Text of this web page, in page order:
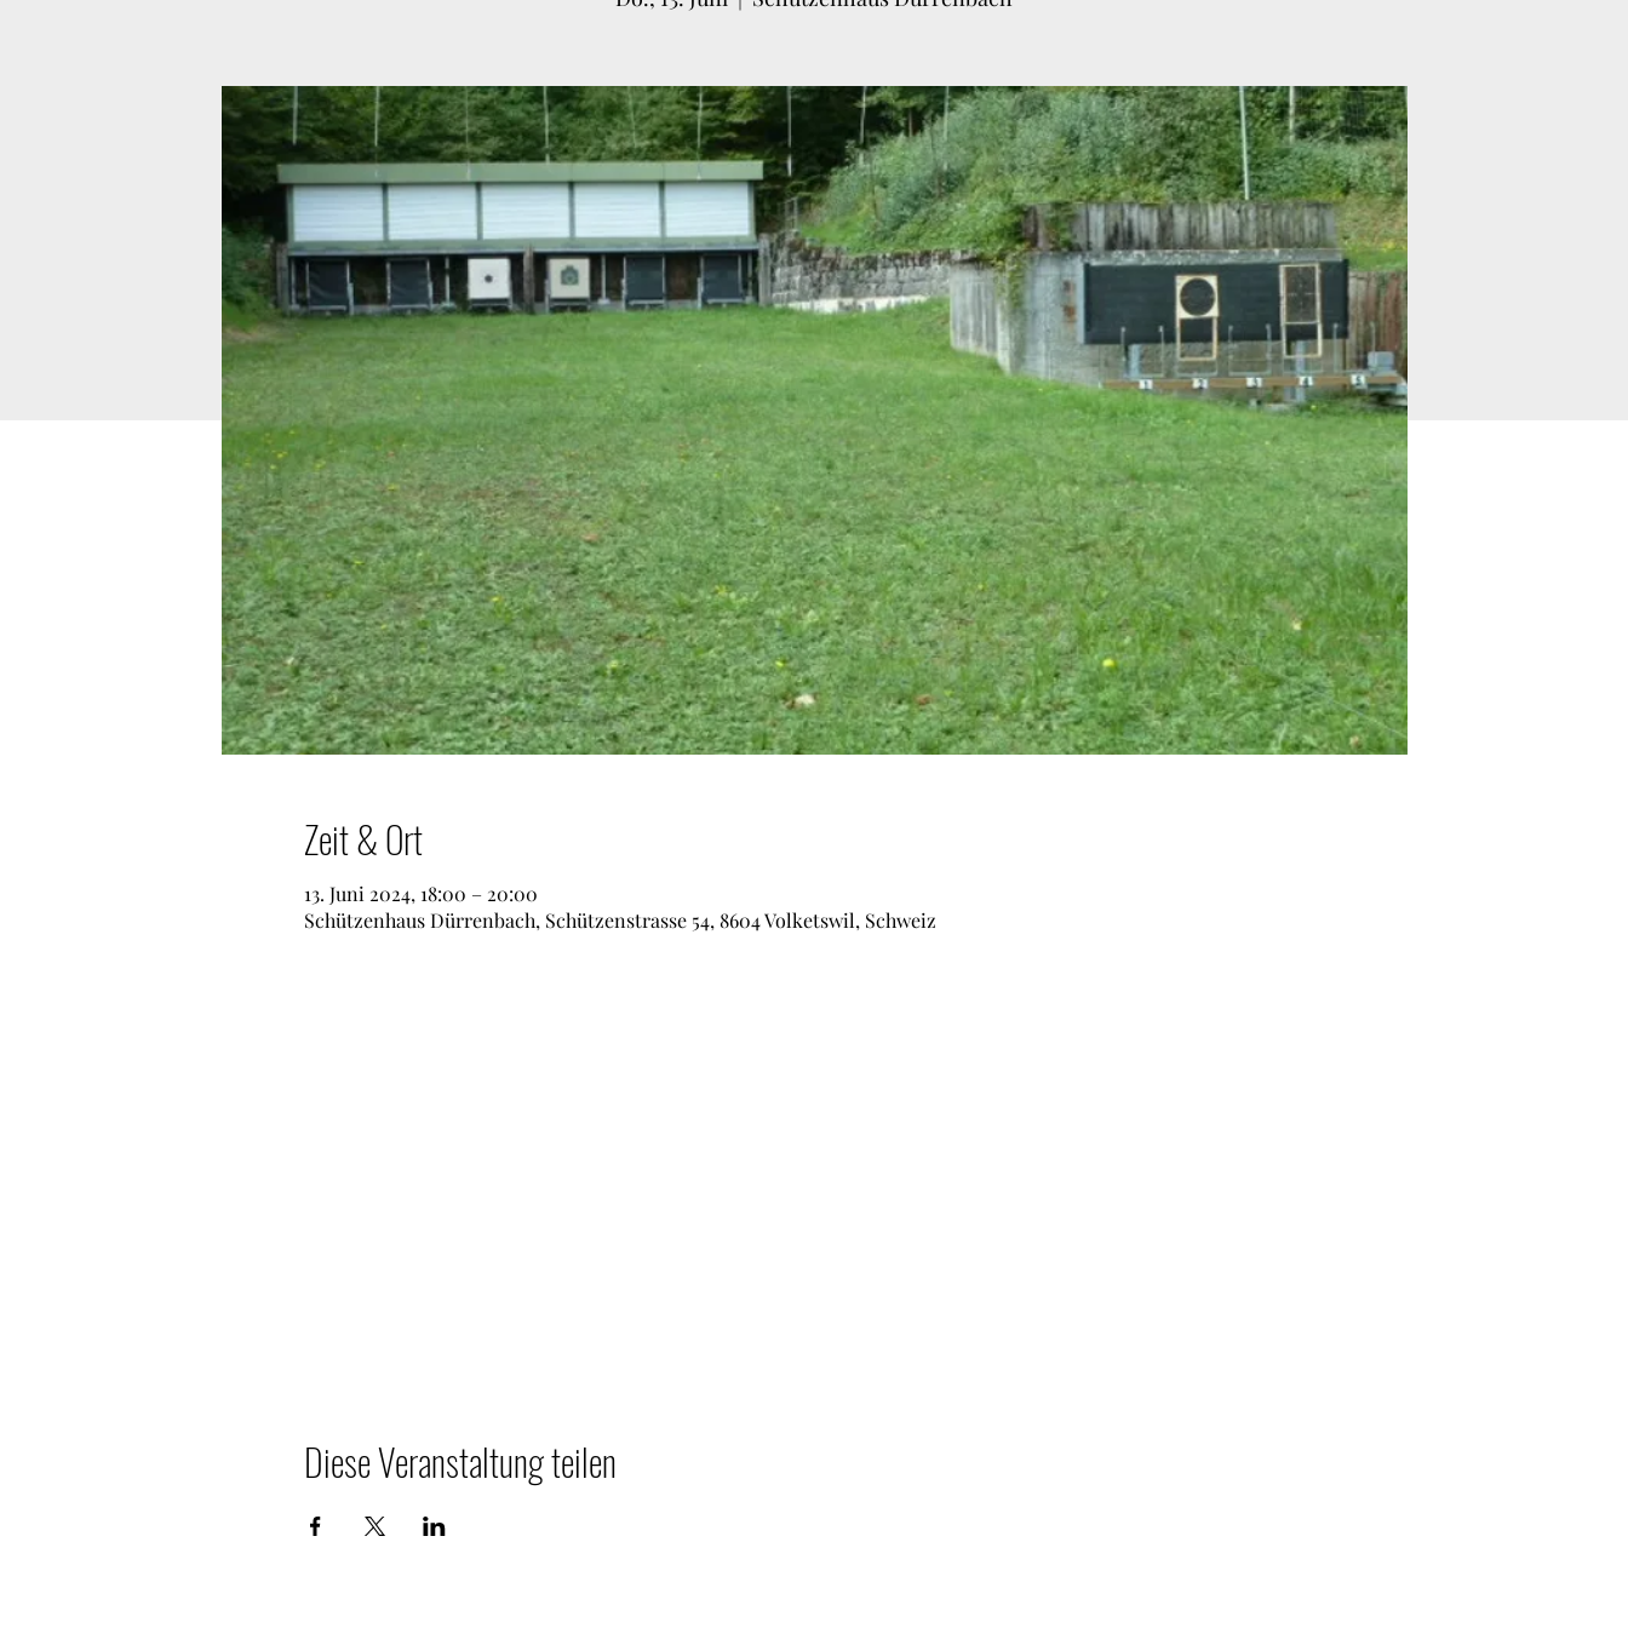
Zeit & Ort
13. Juni 2024, 18:00 – 20:00
Schützenhaus Dürrenbach, Schützenstrasse 54, 8604 Volketswil, Schweiz
Diese Veranstaltung teilen